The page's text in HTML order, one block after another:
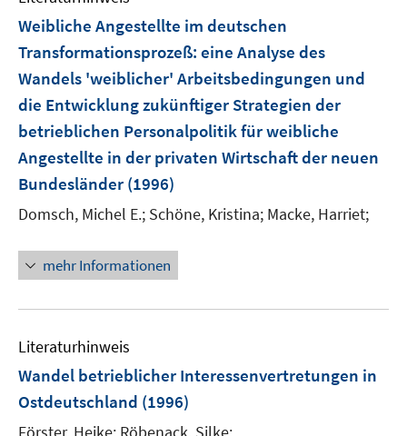
Weibliche Angestellte im deutschen
Transformationsprozeß: eine Analyse des
Wandels 'weiblicher' Arbeitsbedingungen und
die Entwicklung zukünftiger Strategien der
betrieblichen Personalpolitik für weibliche
Angestellte in der privaten Wirtschaft der neuen
Bundesländer (1996)
Domsch, Michel E.; Schöne, Kristina; Macke, Harriet;
mehr Informationen
Literaturhinweis
Wandel betrieblicher Interessenvertretungen in
Ostdeutschland (1996)